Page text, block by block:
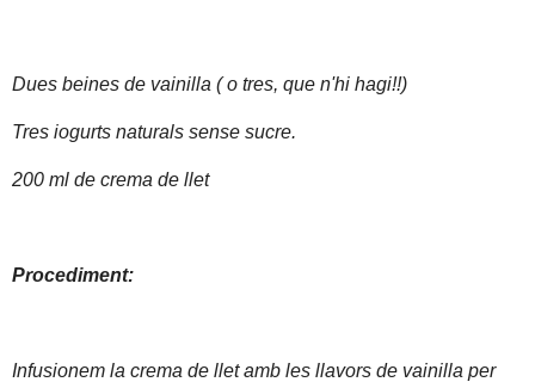
Dues beines de vainilla ( o tres, que n'hi hagi!!)
Tres iogurts naturals sense sucre.
200 ml de crema de llet
Procediment:
Infusionem la crema de llet amb les llavors de vainilla per